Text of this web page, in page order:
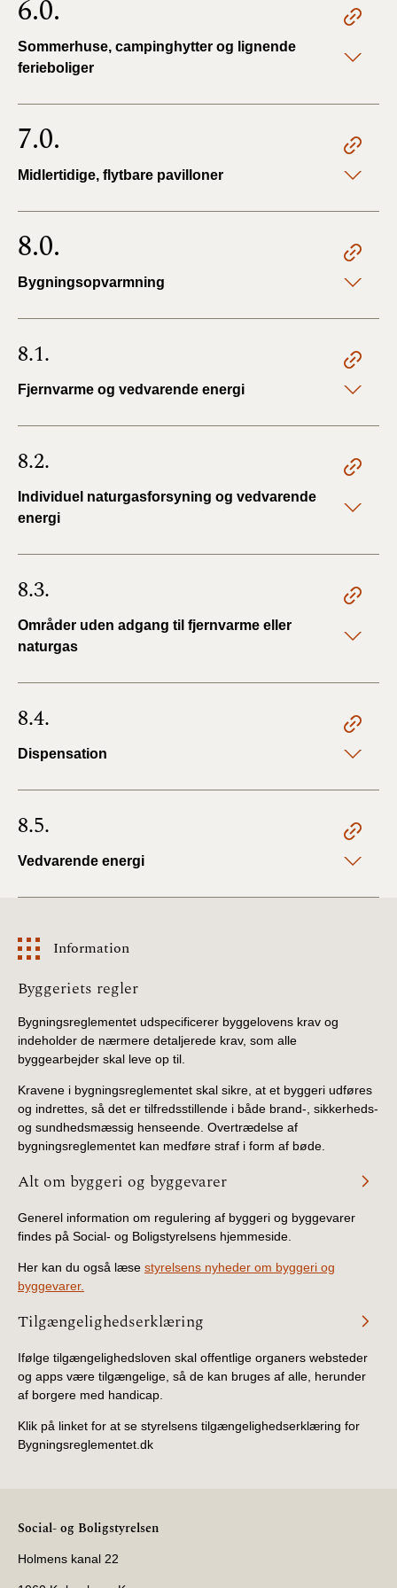
6.0.
Sommerhuse, campinghytter og lignende
ferieboliger
7.0.
Midlertidige, flytbare pavilloner
8.0.
Bygningsopvarmning
8.1.
Fjernvarme og vedvarende energi
8.2.
Individuel naturgasforsyning og vedvarende
energi
8.3.
Områder uden adgang til fjernvarme eller
naturgas
8.4.
Dispensation
8.5.
Vedvarende energi
Information
Information
Byggeriets regler
Bygningsreglementet udspecificerer byggelovens krav og
indeholder de nærmere detaljerede krav, som alle
byggearbejder skal leve op til.
Kravene i bygningsreglementet skal sikre, at et byggeri udføres
og indrettes, så det er tilfredsstillende i både brand-, sikkerheds-
og sundhedsmæssig henseende. Overtrædelse af
bygningsreglementet kan medføre straf i form af bøde.
Alt om byggeri og byggevarer
Generel information om regulering af byggeri og byggevarer
findes på Social- og Boligstyrelsens hjemmeside.
Her kan du også læse styrelsens nyheder om byggeri og
byggevarer.
Tilgængelighedserklæring
Ifølge tilgængelighedsloven skal offentlige organers websteder
og apps være tilgængelige, så de kan bruges af alle, herunder
af borgere med handicap.
Klik på linket for at se styrelsens tilgængelighedserklæring for
Bygningsreglementet.dk
Social- og Boligstyrelsen
Holmens kanal 22